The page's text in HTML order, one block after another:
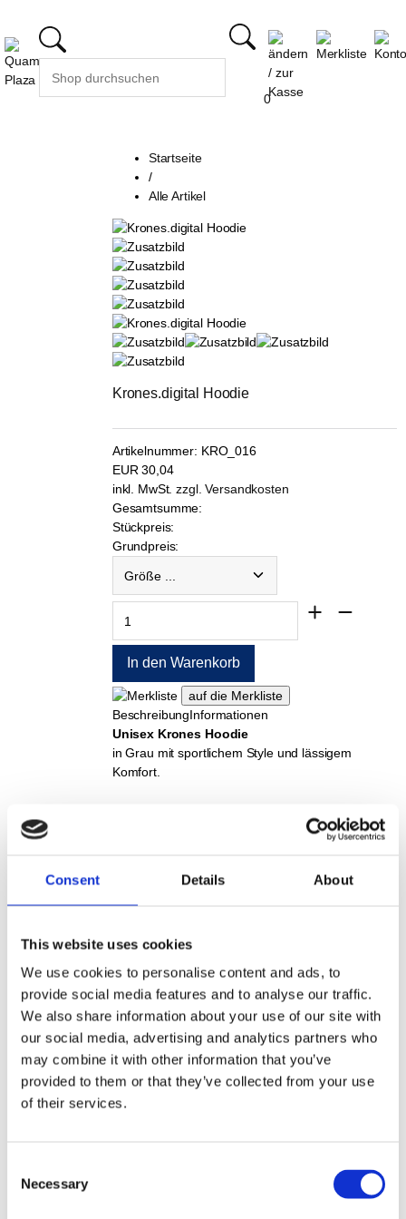
Consent Details About
This website uses cookies
We use cookies to personalise content and ads, to
provide social media features and to analyse our traffic.
We also share information about your use of our site with
our social media, advertising and analytics partners who
may combine it with other information that you’ve
provided to them or that they’ve collected from your use
of their services.
Selection
Necessary
0
Startseite
/
Alle Artikel
Krones.digital Hoodie
Artikelnummer: KRO_016
EUR 30,04
inkl. MwSt.zzgl. Versandkosten
Gesamtsumme:
Stückpreis:
Grundpreis:
BeschreibungInformationen
Unisex Krones Hoodie
in Grau mit sportlichem Style und lässigem
Komfort.
ob fürs Büro, den Alltag oder fürs Training.
Material: 70% Baumwolle, 30% Polyester
EBENFALLS
GEKAUFT
Krones.digital T-shirt